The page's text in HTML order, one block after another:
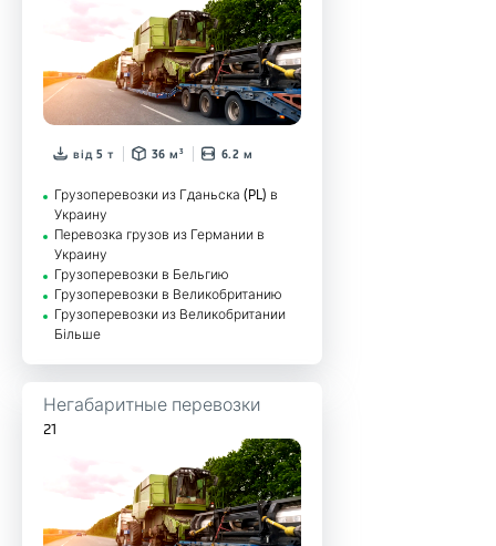
від 5 т 36 м³ 6.2 м
Грузоперевозки из Гданьска (PL) в
Украину
Перевозка грузов из Германии в
Украину
Грузоперевозки в Бельгию
Грузоперевозки в Великобританию
Грузоперевозки из Великобритании
Більше
Негабаритные перевозки
21